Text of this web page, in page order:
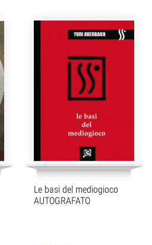
Le basi del mediogioco
AUTOGRAFATO